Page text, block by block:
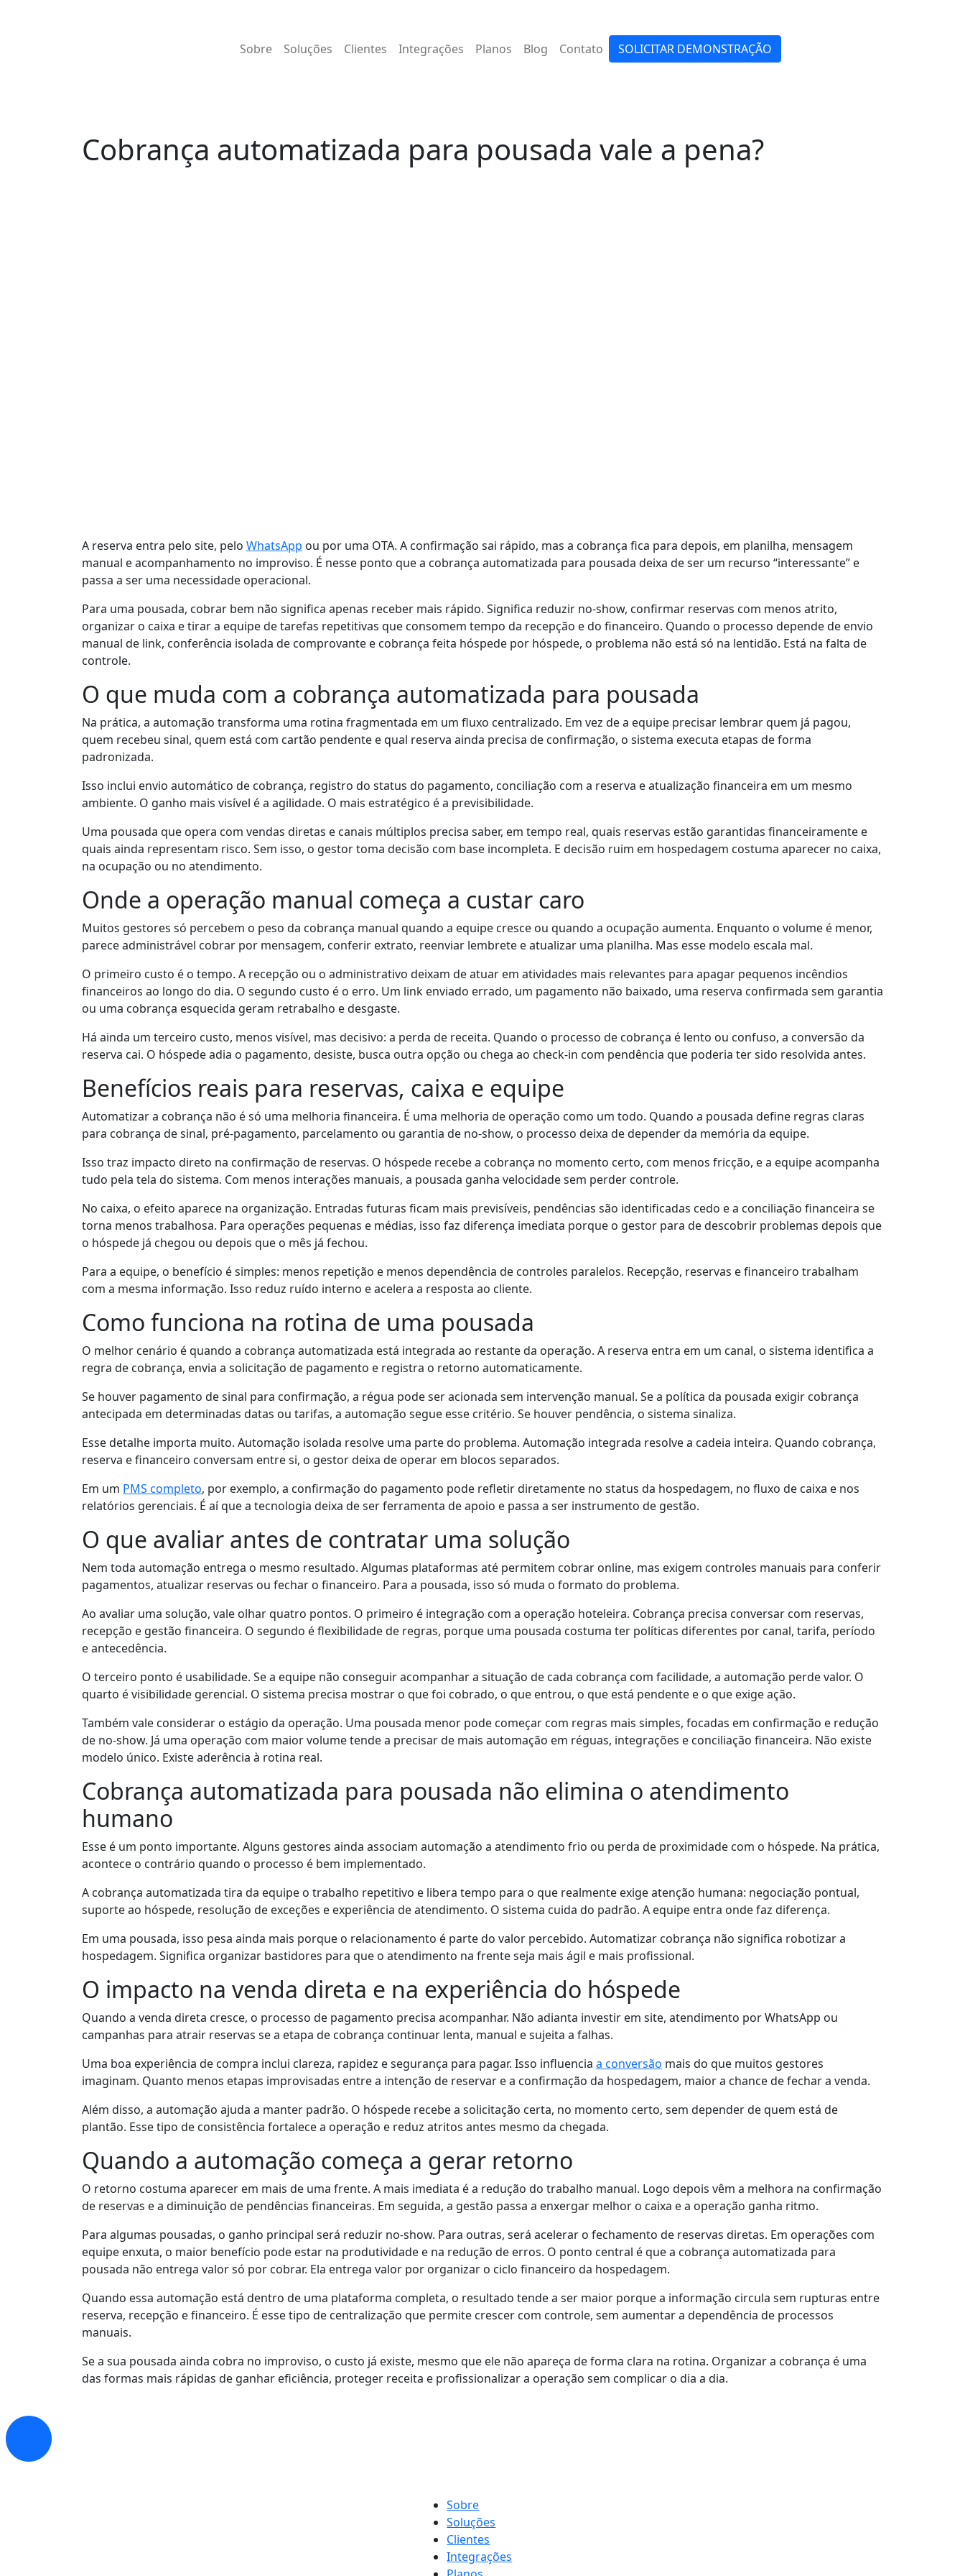
Sobre Soluções Clientes Integrações Planos Blog Contato SOLICITAR DEMONSTRAÇÃO
Cobrança automatizada para pousada vale a pena?
A reserva entra pelo site, pelo WhatsApp ou por uma OTA. A confirmação sai rápido, mas a cobrança fica para depois, em planilha, mensagem
manual e acompanhamento no improviso. É nesse ponto que a cobrança automatizada para pousada deixa de ser um recurso “interessante” e
passa a ser uma necessidade operacional.
Para uma pousada, cobrar bem não significa apenas receber mais rápido. Significa reduzir no-show, confirmar reservas com menos atrito,
organizar o caixa e tirar a equipe de tarefas repetitivas que consomem tempo da recepção e do financeiro. Quando o processo depende de envio
manual de link, conferência isolada de comprovante e cobrança feita hóspede por hóspede, o problema não está só na lentidão. Está na falta de
controle.
O que muda com a cobrança automatizada para pousada
Na prática, a automação transforma uma rotina fragmentada em um fluxo centralizado. Em vez de a equipe precisar lembrar quem já pagou,
quem recebeu sinal, quem está com cartão pendente e qual reserva ainda precisa de confirmação, o sistema executa etapas de forma
padronizada.
Isso inclui envio automático de cobrança, registro do status do pagamento, conciliação com a reserva e atualização financeira em um mesmo
ambiente. O ganho mais visível é a agilidade. O mais estratégico é a previsibilidade.
Uma pousada que opera com vendas diretas e canais múltiplos precisa saber, em tempo real, quais reservas estão garantidas financeiramente e
quais ainda representam risco. Sem isso, o gestor toma decisão com base incompleta. E decisão ruim em hospedagem costuma aparecer no caixa,
na ocupação ou no atendimento.
Onde a operação manual começa a custar caro
Muitos gestores só percebem o peso da cobrança manual quando a equipe cresce ou quando a ocupação aumenta. Enquanto o volume é menor,
parece administrável cobrar por mensagem, conferir extrato, reenviar lembrete e atualizar uma planilha. Mas esse modelo escala mal.
O primeiro custo é o tempo. A recepção ou o administrativo deixam de atuar em atividades mais relevantes para apagar pequenos incêndios
financeiros ao longo do dia. O segundo custo é o erro. Um link enviado errado, um pagamento não baixado, uma reserva confirmada sem garantia
ou uma cobrança esquecida geram retrabalho e desgaste.
Há ainda um terceiro custo, menos visível, mas decisivo: a perda de receita. Quando o processo de cobrança é lento ou confuso, a conversão da
reserva cai. O hóspede adia o pagamento, desiste, busca outra opção ou chega ao check-in com pendência que poderia ter sido resolvida antes.
Benefícios reais para reservas, caixa e equipe
Automatizar a cobrança não é só uma melhoria financeira. É uma melhoria de operação como um todo. Quando a pousada define regras claras
para cobrança de sinal, pré-pagamento, parcelamento ou garantia de no-show, o processo deixa de depender da memória da equipe.
Isso traz impacto direto na confirmação de reservas. O hóspede recebe a cobrança no momento certo, com menos fricção, e a equipe acompanha
tudo pela tela do sistema. Com menos interações manuais, a pousada ganha velocidade sem perder controle.
No caixa, o efeito aparece na organização. Entradas futuras ficam mais previsíveis, pendências são identificadas cedo e a conciliação financeira se
torna menos trabalhosa. Para operações pequenas e médias, isso faz diferença imediata porque o gestor para de descobrir problemas depois que
o hóspede já chegou ou depois que o mês já fechou.
Para a equipe, o benefício é simples: menos repetição e menos dependência de controles paralelos. Recepção, reservas e financeiro trabalham
com a mesma informação. Isso reduz ruído interno e acelera a resposta ao cliente.
Como funciona na rotina de uma pousada
O melhor cenário é quando a cobrança automatizada está integrada ao restante da operação. A reserva entra em um canal, o sistema identifica a
regra de cobrança, envia a solicitação de pagamento e registra o retorno automaticamente.
Se houver pagamento de sinal para confirmação, a régua pode ser acionada sem intervenção manual. Se a política da pousada exigir cobrança
antecipada em determinadas datas ou tarifas, a automação segue esse critério. Se houver pendência, o sistema sinaliza.
Esse detalhe importa muito. Automação isolada resolve uma parte do problema. Automação integrada resolve a cadeia inteira. Quando cobrança,
reserva e financeiro conversam entre si, o gestor deixa de operar em blocos separados.
Em um PMS completo, por exemplo, a confirmação do pagamento pode refletir diretamente no status da hospedagem, no fluxo de caixa e nos
relatórios gerenciais. É aí que a tecnologia deixa de ser ferramenta de apoio e passa a ser instrumento de gestão.
O que avaliar antes de contratar uma solução
Nem toda automação entrega o mesmo resultado. Algumas plataformas até permitem cobrar online, mas exigem controles manuais para conferir
pagamentos, atualizar reservas ou fechar o financeiro. Para a pousada, isso só muda o formato do problema.
Ao avaliar uma solução, vale olhar quatro pontos. O primeiro é integração com a operação hoteleira. Cobrança precisa conversar com reservas,
recepção e gestão financeira. O segundo é flexibilidade de regras, porque uma pousada costuma ter políticas diferentes por canal, tarifa, período
e antecedência.
O terceiro ponto é usabilidade. Se a equipe não conseguir acompanhar a situação de cada cobrança com facilidade, a automação perde valor. O
quarto é visibilidade gerencial. O sistema precisa mostrar o que foi cobrado, o que entrou, o que está pendente e o que exige ação.
Também vale considerar o estágio da operação. Uma pousada menor pode começar com regras mais simples, focadas em confirmação e redução
de no-show. Já uma operação com maior volume tende a precisar de mais automação em réguas, integrações e conciliação financeira. Não existe
modelo único. Existe aderência à rotina real.
Cobrança automatizada para pousada não elimina o atendimento
humano
Esse é um ponto importante. Alguns gestores ainda associam automação a atendimento frio ou perda de proximidade com o hóspede. Na prática,
acontece o contrário quando o processo é bem implementado.
A cobrança automatizada tira da equipe o trabalho repetitivo e libera tempo para o que realmente exige atenção humana: negociação pontual,
suporte ao hóspede, resolução de exceções e experiência de atendimento. O sistema cuida do padrão. A equipe entra onde faz diferença.
Em uma pousada, isso pesa ainda mais porque o relacionamento é parte do valor percebido. Automatizar cobrança não significa robotizar a
hospedagem. Significa organizar bastidores para que o atendimento na frente seja mais ágil e mais profissional.
O impacto na venda direta e na experiência do hóspede
Quando a venda direta cresce, o processo de pagamento precisa acompanhar. Não adianta investir em site, atendimento por WhatsApp ou
campanhas para atrair reservas se a etapa de cobrança continuar lenta, manual e sujeita a falhas.
Uma boa experiência de compra inclui clareza, rapidez e segurança para pagar. Isso influencia a conversão mais do que muitos gestores
imaginam. Quanto menos etapas improvisadas entre a intenção de reservar e a confirmação da hospedagem, maior a chance de fechar a venda.
Além disso, a automação ajuda a manter padrão. O hóspede recebe a solicitação certa, no momento certo, sem depender de quem está de
plantão. Esse tipo de consistência fortalece a operação e reduz atritos antes mesmo da chegada.
Quando a automação começa a gerar retorno
O retorno costuma aparecer em mais de uma frente. A mais imediata é a redução do trabalho manual. Logo depois vêm a melhora na confirmação
de reservas e a diminuição de pendências financeiras. Em seguida, a gestão passa a enxergar melhor o caixa e a operação ganha ritmo.
Para algumas pousadas, o ganho principal será reduzir no-show. Para outras, será acelerar o fechamento de reservas diretas. Em operações com
equipe enxuta, o maior benefício pode estar na produtividade e na redução de erros. O ponto central é que a cobrança automatizada para
pousada não entrega valor só por cobrar. Ela entrega valor por organizar o ciclo financeiro da hospedagem.
Quando essa automação está dentro de uma plataforma completa, o resultado tende a ser maior porque a informação circula sem rupturas entre
reserva, recepção e financeiro. É esse tipo de centralização que permite crescer com controle, sem aumentar a dependência de processos
manuais.
Se a sua pousada ainda cobra no improviso, o custo já existe, mesmo que ele não apareça de forma clara na rotina. Organizar a cobrança é uma
das formas mais rápidas de ganhar eficiência, proteger receita e profissionalizar a operação sem complicar o dia a dia.
Sobre
Soluções
Clientes
Integrações